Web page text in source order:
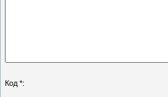
Код *: